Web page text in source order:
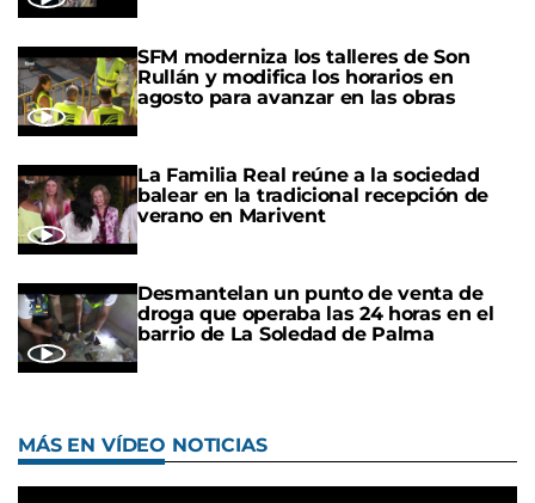
SFM moderniza los talleres de Son
Rullán y modifica los horarios en
agosto para avanzar en las obras
La Familia Real reúne a la sociedad
balear en la tradicional recepción de
verano en Marivent
Desmantelan un punto de venta de
droga que operaba las 24 horas en el
barrio de La Soledad de Palma
MÁS EN VÍDEO NOTICIAS